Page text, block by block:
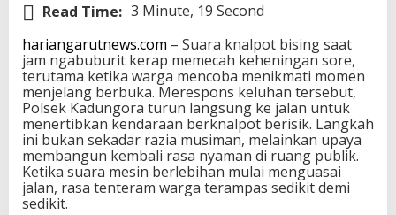
Read Time: 3 Minute, 19 Second
hariangarutnews.com – Suara knalpot bising saat
jam ngabuburit kerap memecah keheningan sore,
terutama ketika warga mencoba menikmati momen
menjelang berbuka. Merespons keluhan tersebut,
Polsek Kadungora turun langsung ke jalan untuk
menertibkan kendaraan berknalpot berisik. Langkah
ini bukan sekadar razia musiman, melainkan upaya
membangun kembali rasa nyaman di ruang publik.
Ketika suara mesin berlebihan mulai menguasai
jalan, rasa tenteram warga terampas sedikit demi
sedikit.